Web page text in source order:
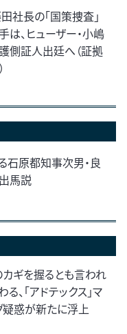
社長の「国策捜査」
、ヒューザー・小嶋
側証人出廷へ（証拠
石原都知事次男・良
馬説
ギを握るとも言われ
、「アドテックス」マ
疑惑が新たに浮上